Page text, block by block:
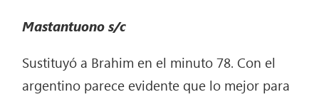
Mastantuonos/c
Sustituyó a Brahim en el minuto 78. Con el
argentino parece evidente que lo mejor para